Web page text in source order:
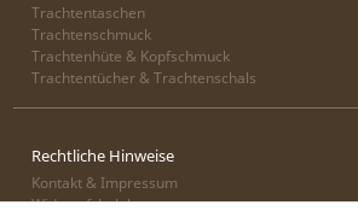
Trachtentaschen
Trachtenschmuck
Trachtenhüte & Kopfschmuck
Trachtentücher & Trachtenschals
Rechtliche Hinweise
Kontakt & Impressum
Widerrufsbelehrung